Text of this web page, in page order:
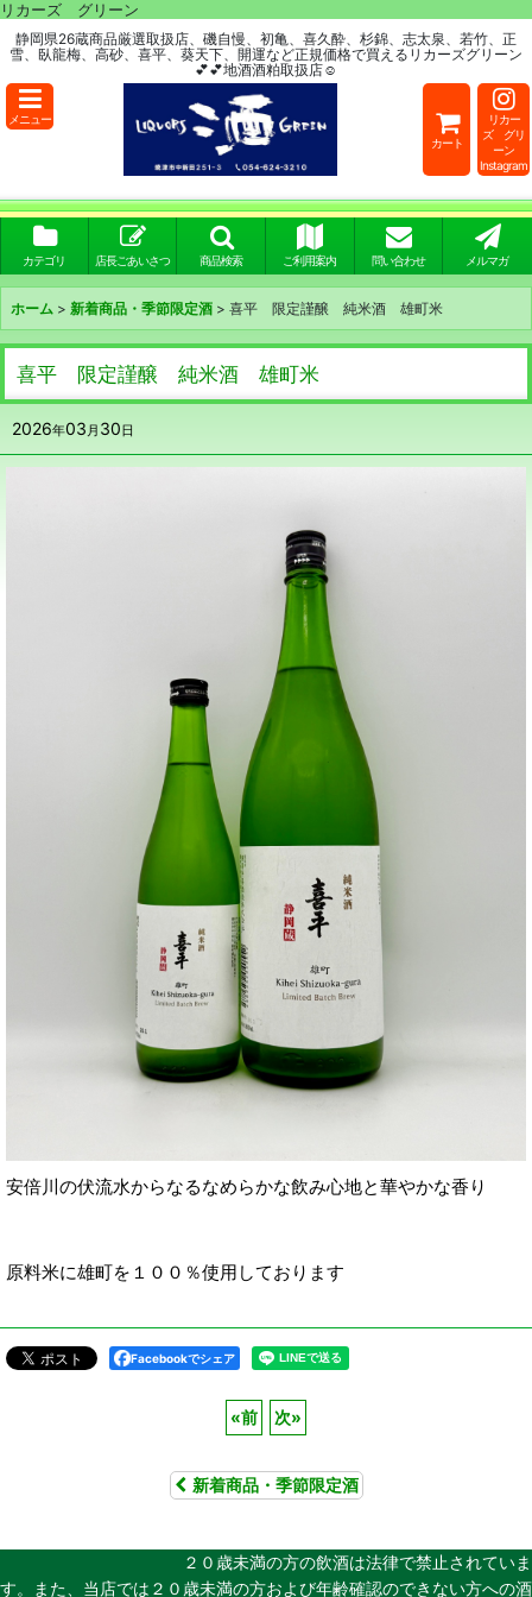
リカーズ グリーン
静岡県26蔵商品厳選取扱店、磯自慢、初亀、喜久酔、杉錦、志太泉、若竹、正
雪、臥龍梅、高砂、喜平、葵天下、開運など正規価格で買えるリカーズグリーン
💕💕地酒酒粕取扱店☺
メニュー
カート
リカー
ズ グリ
ーン
Instagram
カテゴリ 店長ごあいさつ 商品検索 ご利用案内 問い合わせ メルマガ
ホーム > 新着商品・季節限定酒 > 喜平 限定謹醸 純米酒 雄町米
喜平 限定謹醸 純米酒 雄町米
2026年03 月 30日
安倍川の伏流水からなるなめらかな飲み心地と華やかな香り
原料米に雄町を１００％使用しております
Facebookでシェア
«前 次»
新着商品・季節限定酒
２０歳未満の方の飲酒は法律で禁止されていま
す。また、当店では２０歳未満の方および年齢確認のできない方への酒